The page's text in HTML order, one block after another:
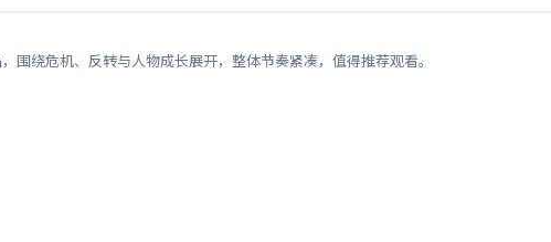
围绕危机、反转与人物成长展开，整体节奏紧凑，值得推荐观看。